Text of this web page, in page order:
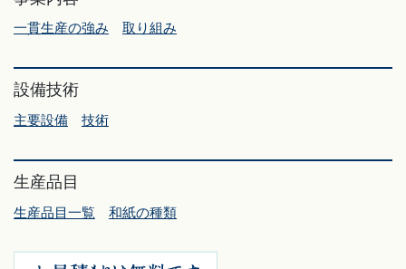
一貫生産の強み 取り組み
設備技術
主要設備 技術
生産品目
生産品目一覧 和紙の種類